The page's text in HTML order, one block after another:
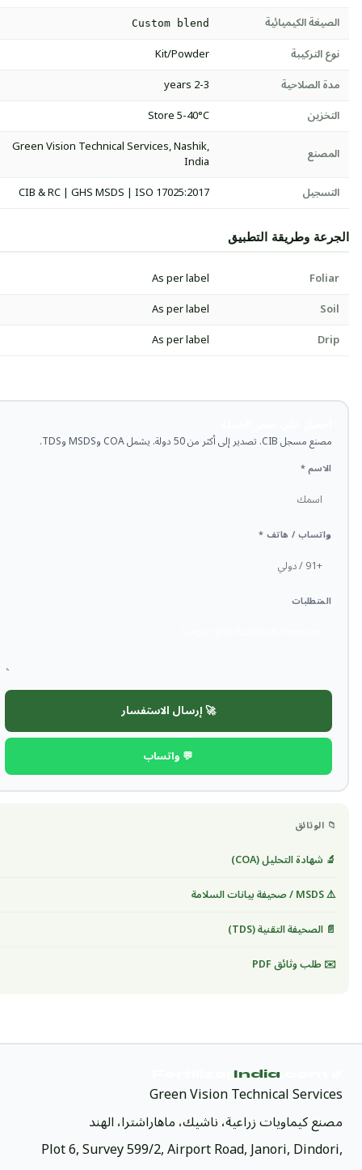
الصيغة الكيميائية
Custom blend
نوع التركيبة
Kit/Powder
مدة الصلاحية
2-3 years
التخزين
Store 5-40°C
المصنع
Green Vision Technical Services, Nashik,
India
التسجيل
CIB & RC | GHS MSDS | ISO 17025:2017
الجرعة وطريقة التطبيق
Foliar
As per label
Soil
As per label
Drip
As per label
مصنع مسجل CIB. تصدير إلى أكثر من 50 دولة. يشمل COA وMSDS وTDS.
الاسم *
واتساب / هاتف *
المتطلبات
🚀 إرسال الاستفسار
💬 واتساب
📁 الوثائق
🔬 شهادة التحليل (COA)
⚠️ MSDS / صحيفة بيانات السلامة
📄 الصحيفة التقنية (TDS)
✉️ طلب وثائق PDF
India
Green Vision Technical Services
مصنع كيماويات زراعية، ناشيك، ماهاراشترا، الهند
Plot 6, Survey 599/2, Airport Road, Janori, Dindori,